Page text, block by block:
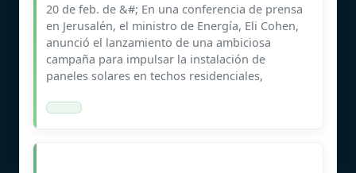
20 de feb. de &#; En una conferencia de prensa
en Jerusalén, el ministro de Energía, Eli Cohen,
anunció el lanzamiento de una ambiciosa
campaña para impulsar la instalación de
paneles solares en techos residenciales,